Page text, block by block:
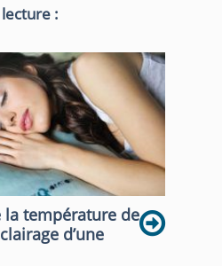
:
la température de
d’une